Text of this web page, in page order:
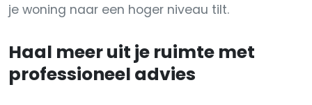
je woning naar een hoger niveau tilt.
Haal meer uit je ruimte met
professioneel advies